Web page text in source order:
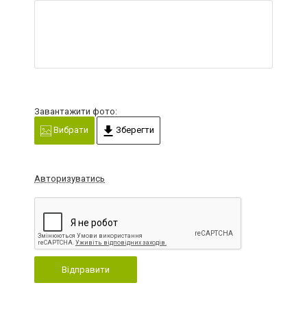
Завантажити фото:
Вибрати
Зберегти
Авторизуватись
Відправити